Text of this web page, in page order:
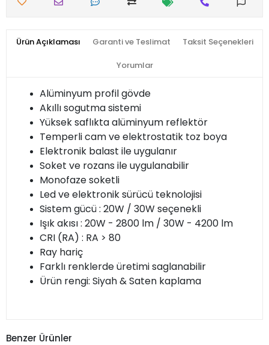
Ürün Açıklaması Garanti ve Teslimat Taksit Seçenekleri
Yorumlar
Alüminyum profil gövde
Akıllı sogutma sistemi
Yüksek saflıkta alüminyum reflektör
Temperli cam ve elektrostatik toz boya
Elektronik balast ile uygulanır
Soket ve rozans ile uygulanabilir
Monofaze soketli
Led ve elektronik sürücü teknolojisi
Sistem gücü : 20W / 30W seçenekli
Işık akısı : 20W - 2800 lm / 30W - 4200 lm
CRI (RA) : RA > 80
Ray hariç
Farklı renklerde üretimi saglanabilir
Ürün rengi: Siyah & Saten kaplama
Benzer Ürünler